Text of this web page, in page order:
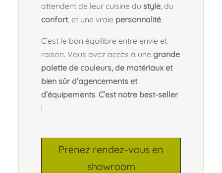
attendent de leur cuisine du style, du
confort, et une vraie personnalité.
C’est le bon équilibre entre envie et
raison. Vous avez accès à une grande
palette de couleurs, de matériaux et
bien sûr d’agencements et
d’équipements. C’est notre best-seller
!
Prenez rendez-vous en
showroom